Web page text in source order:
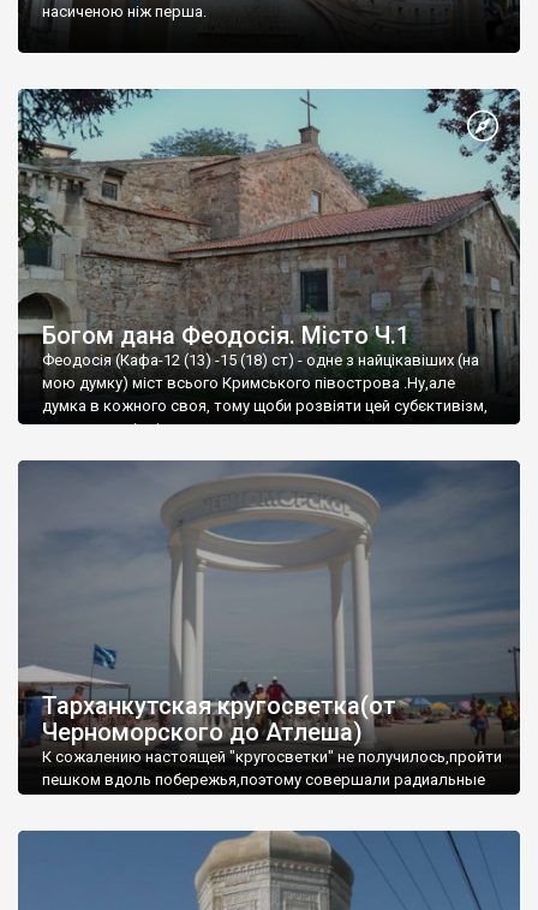
насиченою ніж перша.
Богом дана Феодосія. Місто Ч.1
Феодосія (Кафа-12 (13) -15 (18) ст) - одне з найцікавіших (на
мою думку) міст всього Кримського півострова .Ну,але
думка в кожного своя, тому щоби розвіяти цей субєктивізм,
запрошую відвідати це
Тарханкутская кругосветка(от
Черноморского до Атлеша)
К сожалению настоящей "кругосветки" не получилось,пройти
пешком вдоль побережья,поэтому совершали радиальные